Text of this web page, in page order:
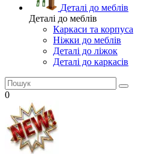
Деталі до меблів
Деталі до меблів
Каркаси та корпуса
Ніжки до меблів
Деталі до ліжок
Деталі до каркасів
0